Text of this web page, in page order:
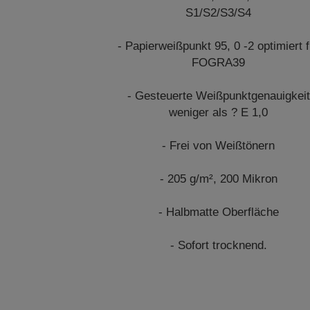
S1/S2/S3/S4
- Papierweißpunkt 95, 0 -2 optimiert
FOGRA39
- Gesteuerte Weißpunktgenauigkeit
weniger als ? E 1,0
- Frei von Weißtönern
- 205 g/m², 200 Mikron
- Halbmatte Oberfläche
- Sofort trocknend.